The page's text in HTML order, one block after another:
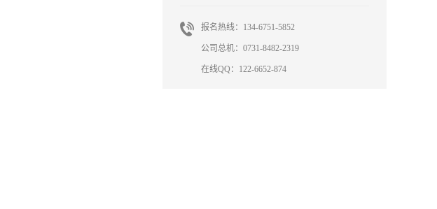
报名热线：134-6751-5852
公司总机：0731-8482-2319
在线QQ：122-6652-874